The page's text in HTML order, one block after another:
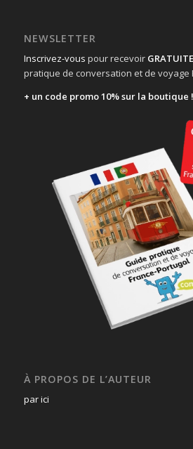
NEWSLETTER
Inscrivez-vous pour recevoir
pratique de conversation et de voyage
+ un code promo 10% sur la boutique !
À PROPOS DE L’AUTEUR
par ici